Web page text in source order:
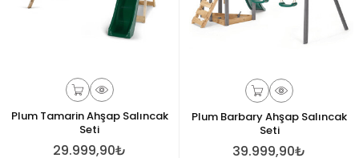
Plum Tamarin Ahşap Salıncak
Seti
29.999,90₺
Plum Barbary Ahşap Salıncak
Seti
39.999,90₺